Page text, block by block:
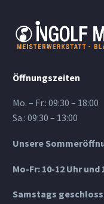
Öffnungszeiten
Mo. – Fr.: 09:30 – 18:00
Sa.: 09:30 – 13:00
Unsere
Mo-Fr: 10-12 Uhr und
Samstags